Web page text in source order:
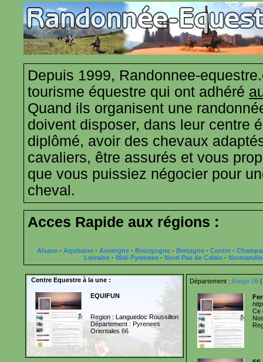
Depuis 1999, Randonnee-
tourisme équestre qui ont adhéré
Quand ils organisent une
doivent disposer, dans leur centre
diplômé, avoir des chevaux
cavaliers, être assurés et vous
que vous puissiez négocier pour
cheval.
Acces Rapide aux régions :
Alsace - Aquitaine - Auvergne - Bourgogne - Bretagne - Centre -
Lorraine- Midi Pyrenees- Nord Pas de Calais- Normandie
Centre Equestre à la une :
EQUIFUN
Region : Languedoc Roussillon
Département : Pyrenees
Orientales 66
Département : Ariege 09 |
Ce